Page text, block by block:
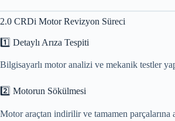
2.0 CRDi Motor Revizyon Süreci
1️⃣ Detaylı Arıza Tespiti
Bilgisayarlı motor analizi ve mekanik testler
2️⃣ Motorun Sökülmesi
Motor araçtan indirilir ve tamamen parçalarına